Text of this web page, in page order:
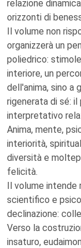
relazione
orizzonti di
Il volume non
organizzerà un
poliedrico:
interiore, un
dell'anima, sino a
rigenerata di sé:
interpretativo
Anima, mente,
interiorità,
diversità e
felicità.
Il volume intende
scientifico e
declinazione:
Verso la
insaturo,